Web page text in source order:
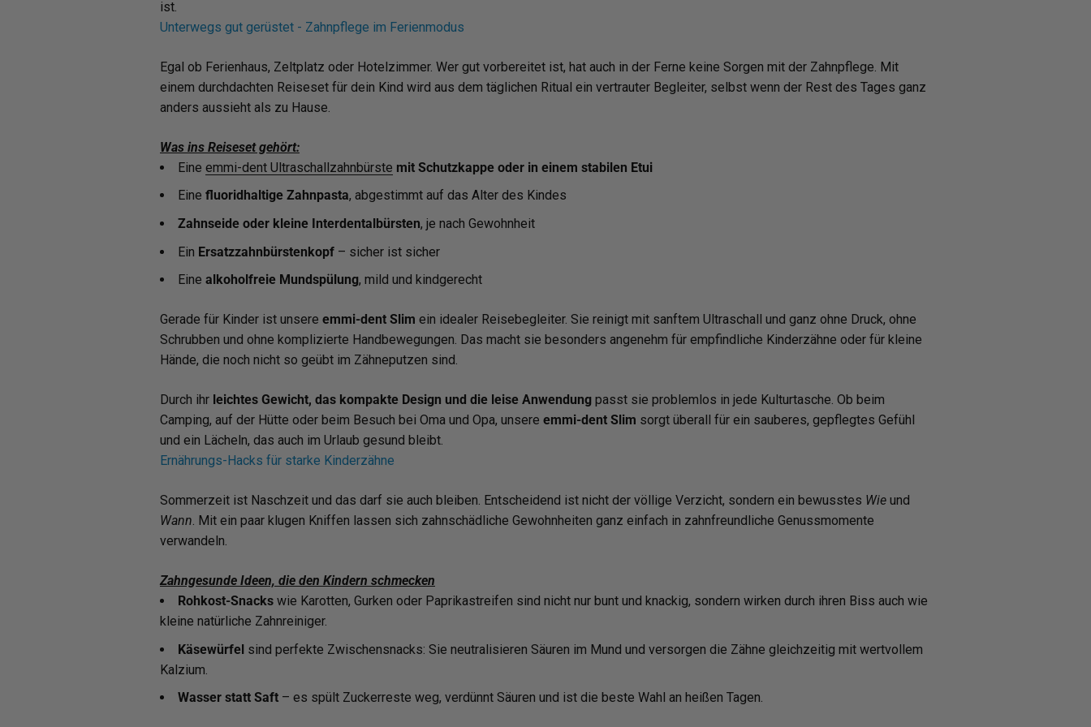
ist.
Unterwegs gut gerüstet - Zahnpflege im Ferienmodus
Egal ob Ferienhaus, Zeltplatz oder Hotelzimmer. Wer gut vorbereitet ist, hat auch in der Ferne keine Sorgen mit der Zahnpflege. Mit
einem durchdachten Reiseset für dein Kind wird aus dem täglichen Ritual ein vertrauter Begleiter, selbst wenn der Rest des Tages ganz
anders aussieht als zu Hause.
Was ins Reiseset gehört:
Eine emmi-dent Ultraschallzahnbürste mit Schutzkappe oder in einem stabilen Etui
Eine fluoridhaltige Zahnpasta, abgestimmt auf das Alter des Kindes
Zahnseide oder kleine Interdentalbürsten, je nach Gewohnheit
Ein Ersatzzahnbürstenkopf – sicher ist sicher
Eine alkoholfreie Mundspülung, mild und kindgerecht
Gerade für Kinder ist unsere emmi-dent Slim ein idealer Reisebegleiter. Sie reinigt mit sanftem Ultraschall und ganz ohne Druck, ohne
Schrubben und ohne komplizierte Handbewegungen. Das macht sie besonders angenehm für empfindliche Kinderzähne oder für kleine
Hände, die noch nicht so geübt im Zähneputzen sind.
Durch ihr leichtes Gewicht, das kompakte Design und die leise Anwendung passt sie problemlos in jede Kulturtasche. Ob beim
Camping, auf der Hütte oder beim Besuch bei Oma und Opa, unsere emmi-dent Slim sorgt überall für ein sauberes, gepflegtes Gefühl
und ein Lächeln, das auch im Urlaub gesund bleibt.
Ernährungs-Hacks für starke Kinderzähne
Sommerzeit ist Naschzeit und das darf sie auch bleiben. Entscheidend ist nicht der völlige Verzicht, sondern ein bewusstes Wie und
Wann. Mit ein paar klugen Kniffen lassen sich zahnschädliche Gewohnheiten ganz einfach in zahnfreundliche Genussmomente
verwandeln.
Zahngesunde Ideen, die den Kindern schmecken
Rohkost-Snacks wie Karotten, Gurken oder Paprikastreifen sind nicht nur bunt und knackig, sondern wirken durch ihren Biss auch wie
kleine natürliche Zahnreiniger.
Käsewürfel sind perfekte Zwischensnacks: Sie neutralisieren Säuren im Mund und versorgen die Zähne gleichzeitig mit wertvollem
Kalzium.
Wasser statt Saft – es spült Zuckerreste weg, verdünnt Säuren und ist die beste Wahl an heißen Tagen.